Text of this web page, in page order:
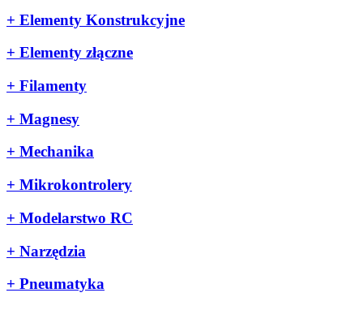
+ Elementy Konstrukcyjne
+ Elementy złączne
+ Filamenty
+ Magnesy
+ Mechanika
+ Mikrokontrolery
+ Modelarstwo RC
+ Narzędzia
+ Pneumatyka